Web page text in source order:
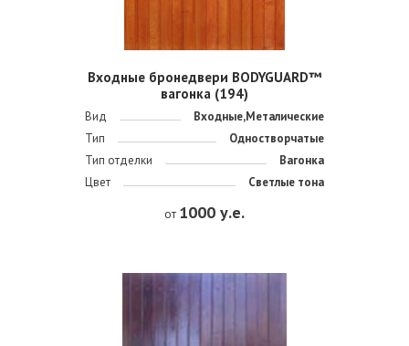
Входные бронедвери BODYGUARD™
вагонка (194)
Вид
Входные,Металические
Тип
Одностворчатые
Тип отделки
Вагонка
Цвет
Светлые тона
от 1000 у.е.